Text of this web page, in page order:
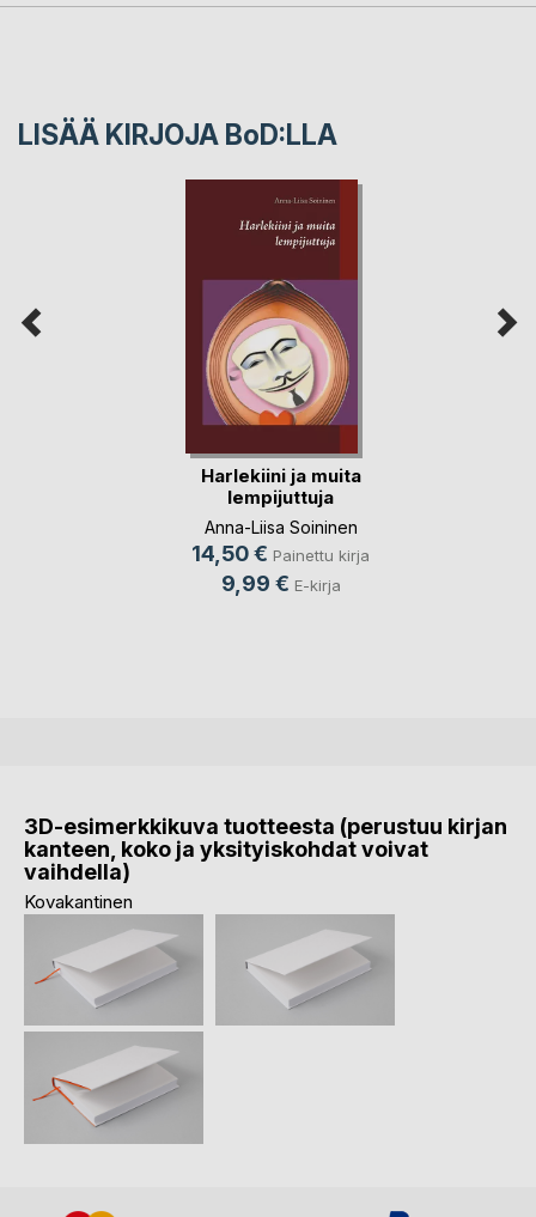
LISÄÄ KIRJOJA BoD:LLA
Harlekiini ja muita
lempijuttuja
Anna-Liisa Soininen
14,50 € Painettu kirja
9,99 € E-kirja
3D-esimerkkikuva tuotteesta (perustuu kirjan
kanteen, koko ja yksityiskohdat voivat
vaihdella)
Kovakantinen